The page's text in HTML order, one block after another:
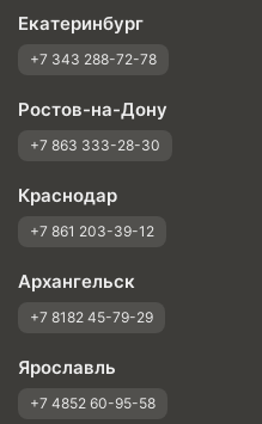
Екатеринбург
+7 343 288-72-78
Ростов-на-Дону
+7 863 333-28-30
Краснодар
+7 861 203-39-12
Архангельск
+7 8182 45-79-29
Ярославль
+7 4852 60-95-58